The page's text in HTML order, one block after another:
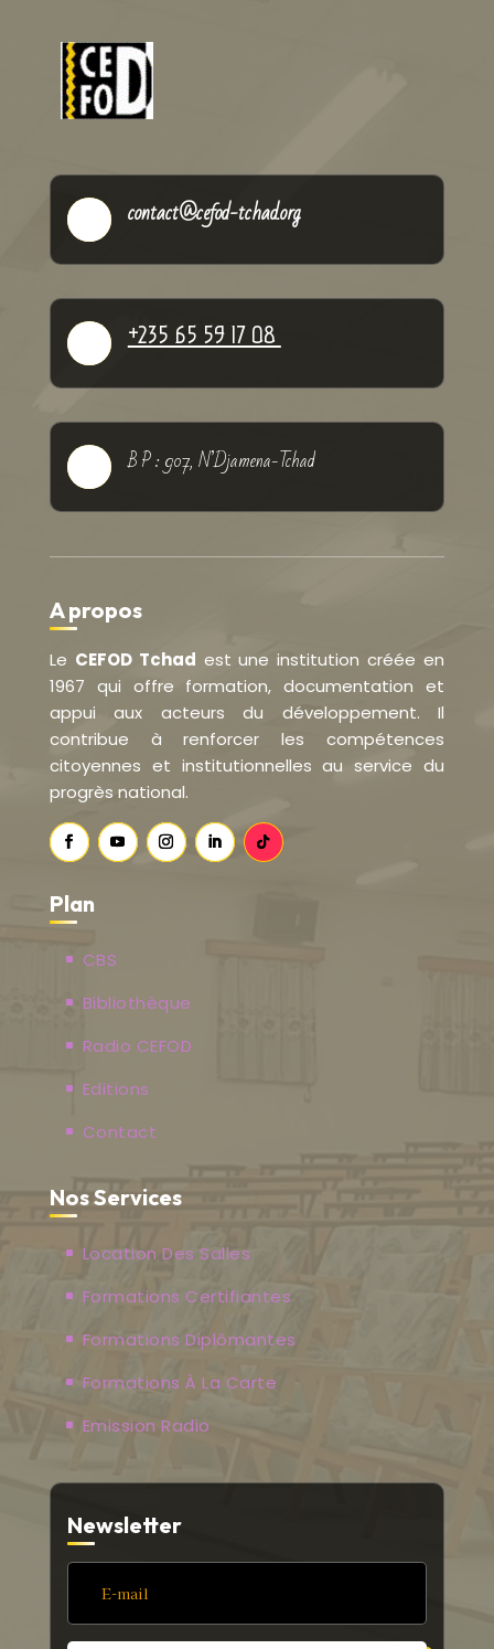
contact@cefod-tchad.org
+235 65 59 17 08
B P : 907, N’Djamena-Tchad
A propos
Le CEFOD Tchad est une institution créée en
1967 qui offre formation, documentation et
appui aux acteurs du développement. Il
contribue à renforcer les compétences
citoyennes et institutionnelles au service du
progrès national.
Plan
CBS
Bibliothèque
Radio CEFOD
Editions
Contact
Nos Services
Location Des Salles
Formations Certifiantes
Formations Diplômantes
Formations À La Carte
Emission Radio
Newsletter